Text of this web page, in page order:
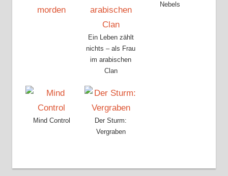
Ein Leben zählt
nichts – als Frau
im arabischen
Clan
Nebels
Mind Control
Der Sturm:
Vergraben